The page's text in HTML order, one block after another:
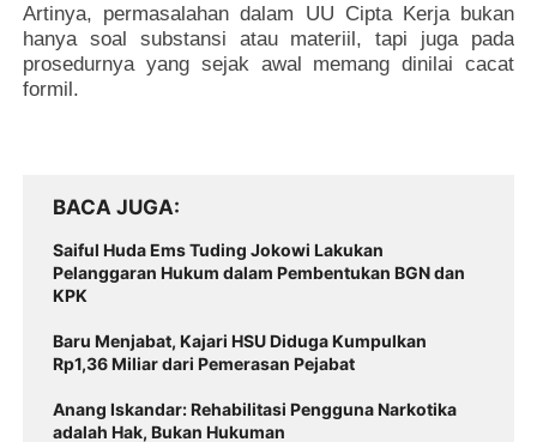
Artinya, permasalahan dalam UU Cipta Kerja bukan
hanya soal substansi atau materiil, tapi juga pada
prosedurnya yang sejak awal memang dinilai cacat
formil.
BACA JUGA
Saiful Huda Ems Tuding Jokowi Lakukan
Pelanggaran Hukum dalam Pembentukan BGN dan
KPK
Baru Menjabat, Kajari HSU Diduga Kumpulkan
Rp1,36 Miliar dari Pemerasan Pejabat
Anang Iskandar: Rehabilitasi Pengguna Narkotika
adalah Hak, Bukan Hukuman